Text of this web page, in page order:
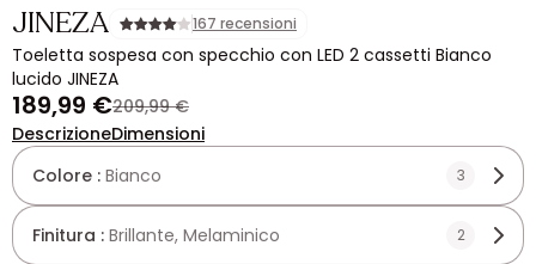
JINEZA 167 recensioni
Toeletta sospesa con specchio con LED 2 cassetti Bianco
lucido JINEZA
189,99 €209,99 €
DescrizioneDimensioni
Colore : Bianco 3
Finitura : Brillante, Melaminico 2